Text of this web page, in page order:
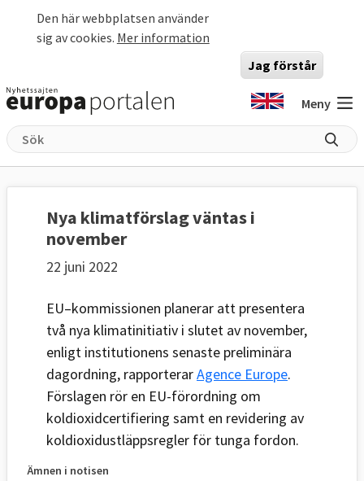
Den här webbplatsen använder
sig av cookies. Mer information
Jag förstår
Meny
Nya klimatförslag väntas i
november
22 juni 2022
EU–kommissionen planerar att presentera
två nya klimatinitiativ i slutet av november,
enligt institutionens senaste preliminära
dagordning, rapporterarAgence Europe.
Förslagen rör en EU-förordning om
koldioxidcertifiering samt en revidering av
koldioxidustläppsregler för tunga fordon.
Ämnen i notisen